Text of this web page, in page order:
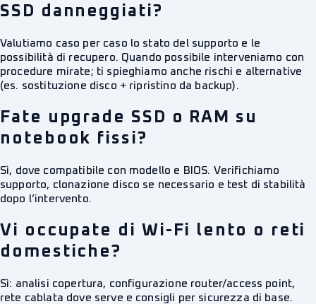
SSD danneggiati?
Valutiamo caso per caso lo stato del supporto e le
possibilità di recupero. Quando possibile interveniamo con
procedure mirate; ti spieghiamo anche rischi e alternative
(es. sostituzione disco + ripristino da backup).
Fate upgrade SSD o RAM su
notebook fissi?
Sì, dove compatibile con modello e BIOS. Verifichiamo
supporto, clonazione disco se necessario e test di stabilità
dopo l’intervento.
Vi occupate di Wi-Fi lento o reti
domestiche?
Sì: analisi copertura, configurazione router/access point,
rete cablata dove serve e consigli per sicurezza di base.